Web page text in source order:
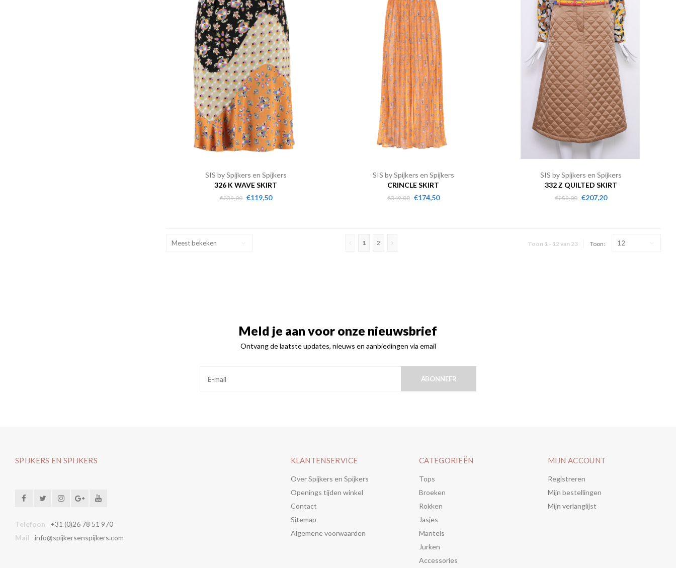
SIS by Spijkers en Spijkers
326 K WAVE SKIRT
€239,00 €119,50
SIS by Spijkers en Spijkers
CRINCLE SKIRT
€349,00 €174,50
SIS by Spijkers en Spijkers
332 Z QUILTED SKIRT
€259,00 €207,20
Meest bekeken 1 2 Toon 1 - 12 van 23 Toon: 12
Meld je aan voor onze nieuwsbrief
Ontvang de laatste updates, nieuws en aanbiedingen via email
ABONNEER
SPIJKERS EN SPIJKERS
Telefoon
+31 (0)26 78 51 970
Mail
info@spijkersenspijkers.com
KLANTENSERVICE
Over Spijkers en Spijkers
Openings tijden winkel
Contact
Sitemap
Algemene voorwaarden
CATEGORIEËN
Tops
Broeken
Rokken
Jasjes
Mantels
Jurken
Accessories
MIJN ACCOUNT
Registreren
Mijn bestellingen
Mijn verlanglijst